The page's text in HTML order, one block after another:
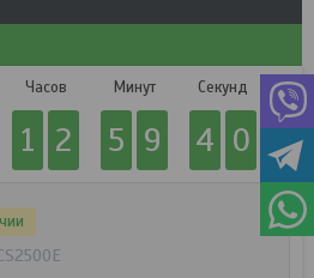
Часов
1 2
Минут
5 9
Секунд
4 0